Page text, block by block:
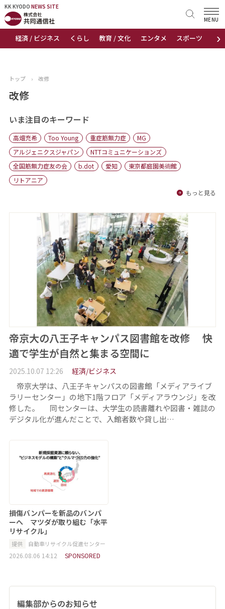
KK KYODO NEWS SITE
›
経済 / ビジネス くらし 教育 / 文化 エンタメ スポーツ 地域
MENU
KK KYODONEWS SITE
トップページ
ニュース
おすすめコンテンツ
出版物
会社概要
トップ › 改修
改修
いま注目のキーワード
高畑充希 Too Young 重症筋無力症
MG
アルジェニクスジャパン
NTTコミュニケーションズ
全国筋無力症友の会
b.dot 愛知
東京都庭園美術館
リトアニア
もっと見る
帝京大の八王子キャンパス図書館を改修 快
適で学生が自然と集まる空間に
2025.10.07 12:26 経済/ビジネス
帝京大学は、八王子キャンパスの図書館「メディアライブ
ラリーセンター」の地下1階フロア「メディアラウンジ」を改
修した。 同センターは、大学生の読書離れや図書・雑誌の
デジタル化が進んだことで、入館者数や貸し出…
損傷バンパーを新品のバンパ
ーへ マツダが取り組む「水平
リサイクル」
提供 自動車リサイクル促進センター
2026.08.06 14:12 SPONSORED
編集部からのお知らせ